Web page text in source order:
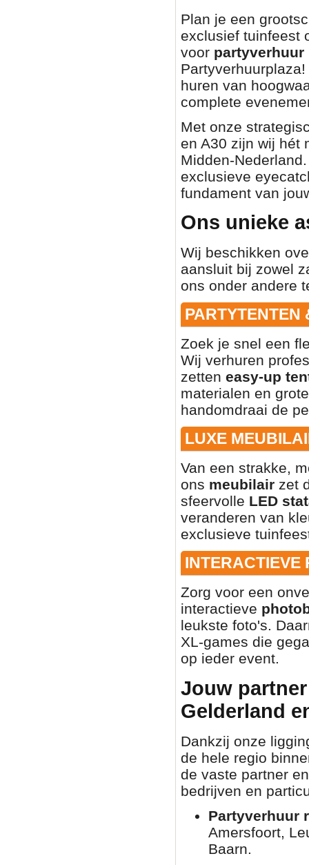
Plan je een
exclusief tuinfeest
voor partyverhuur
huren van
complete
Met onze
en A30 zijn wij hét
Midden-
exclusieve
fundament van
Ons unieke
Wij beschikken
aansluit bij zowel
ons onder andere
PARTYTENTEN
Zoek je snel een
Wij verhuren
zetten easy-up
materialen en
handomdraai de
LUXE
Van een strakke,
ons meubilair zet
sfeervolle LED
veranderen van
exclusieve
INTERACTIEVE
Zorg voor een
interactieve
leukste foto's.
XL-games die
op ieder event.
Jouw
Gelderland
Dankzij onze
de hele regio
de vaste partner
bedrijven en
Partyverhuur
Amersfoort,
Baarn.